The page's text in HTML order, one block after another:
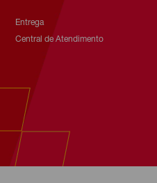
Entrega
Central de Atendimento